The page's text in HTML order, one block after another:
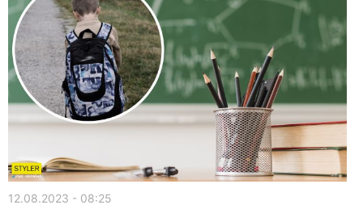
12.08.2023 - 08:25